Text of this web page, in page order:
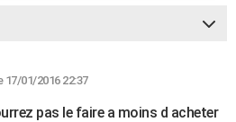
01/2016 22:37
pas le faire a moins d acheter